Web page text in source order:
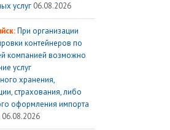
услуг 06.08.2026
При организации
контейнеров по
компанией возможно
услуг
хранения,
страхования, либо
оформления импорта
06.08.2026